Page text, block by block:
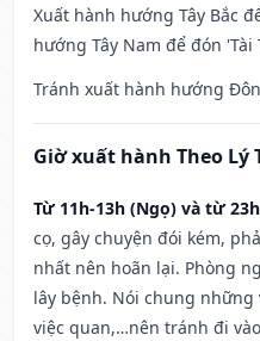
Xuất hành hướng Tây Bắc
hướng Tây Nam để đón 'Tài
Tránh xuất hành hướng
Giờ xuất hành Theo Lý
Từ 11h-13h (Ngọ) và từ
cọ, gây chuyện đói kém,
nhất nên hoãn lại. Phòng
lây bệnh. Nói chung
việc quan,…nên tránh đi